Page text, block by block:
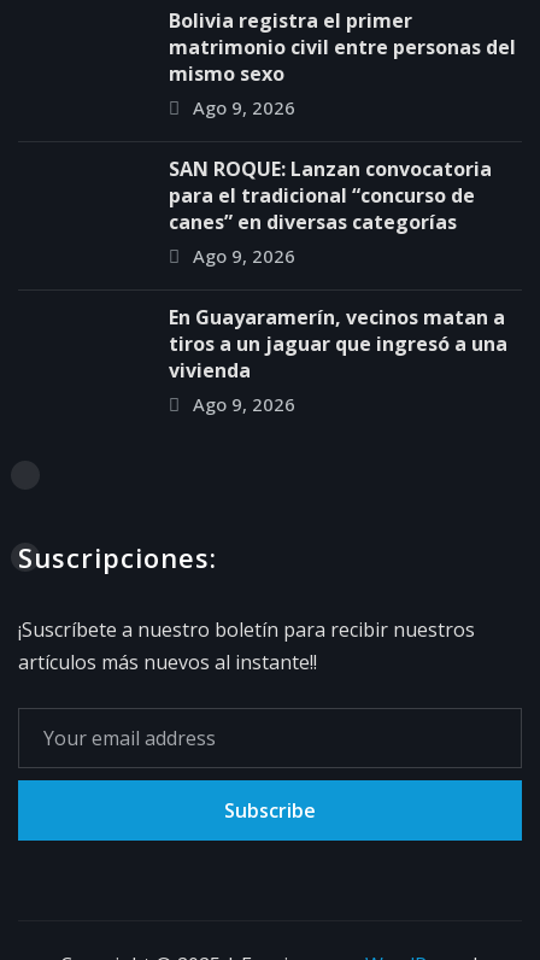
Bolivia registra el primer
matrimonio civil entre personas del
mismo sexo
Ago 9, 2026
SAN ROQUE: Lanzan convocatoria
para el tradicional “concurso de
canes” en diversas categorías
Ago 9, 2026
En Guayaramerín, vecinos matan a
tiros a un jaguar que ingresó a una
vivienda
Ago 9, 2026
Suscripciones:
¡Suscríbete a nuestro boletín para recibir nuestros
artículos más nuevos al instante!!
Subscribe